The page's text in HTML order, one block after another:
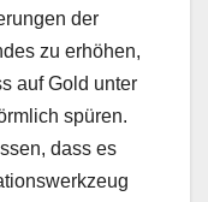
der
zu erhöhen,
auf Gold unter
spüren.
dass es